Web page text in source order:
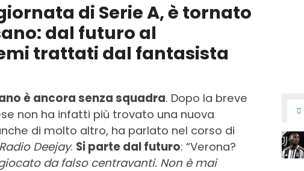
di Serie A, è tornato
dal futuro al
trattati dal fantasista
è ancora senza squadra. Dopo la breve
non ha infatti più trovato una nuova
di molto altro, ha parlato nel corso di
Radio Deejay. Si parte dal futuro: “Verona?
da falso centravanti. Non è mai